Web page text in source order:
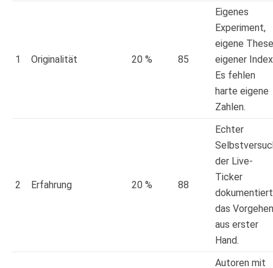
1 Originalität 20 % 85
Eigenes
Experiment,
eigene
eigener
Es fehlen
harte eigene
Zahlen.
2 Erfahrung 20 % 88
Echter
der Live-
Ticker
dokumentiert
das Vorgehen
aus erster
Hand.
Autoren mit